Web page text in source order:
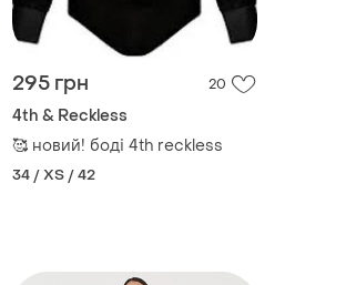
295 грн 20
4th & Reckless
🥰 новий! боді 4th reckless
34 / XS / 42